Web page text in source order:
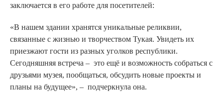
заключается в его работе для посетителей:
«В нашем здании хранятся уникальные реликвии,
связанные с жизнью и творчеством Тукая. Увидеть их
приезжают гости из разных уголков республики.
Сегодняшняя встреча – это ещё и возможность собраться с
друзьями музея, пообщаться, обсудить новые проекты и
планы на будущее», – подчеркнула она.